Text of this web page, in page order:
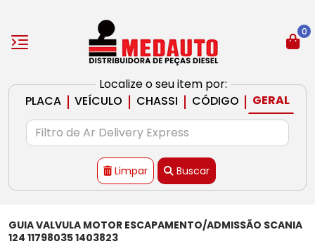
Localize o seu item por:
PLACA | VEÍCULO | CHASSI | CÓDIGO | GERAL
Limpar Buscar
0
GUIA VALVULA MOTOR ESCAPAMENTO/ADMISSÃO SCANIA
124 11798035 1403823